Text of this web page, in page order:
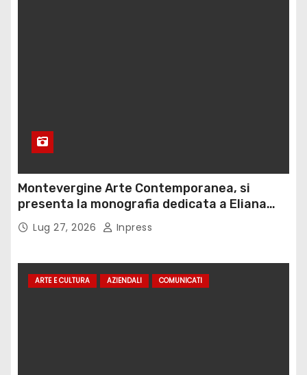
Montevergine Arte Contemporanea, si
presenta la monografia dedicata a Eliana
Adorno
Lug 27, 2026 Inpress
ARTE E CULTURA AZIENDALI COMUNICATI